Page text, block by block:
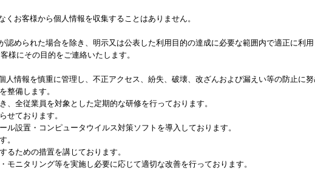
お客様から個人情報を収集することはありません。
められた場合を除き、明示又は公表した利用目的の達成に必要な範囲内で適正に利
様にその目的をご連絡いたします。
情報を慎重に管理し、不正アクセス、紛失、破壊、改ざんおよび漏えい等の防止に努
整備します。
全従業員を対象とした定期的な研修を行っております。
せております。
設置・コンピュータウイルス対策ソフトを導入しております。
。
るための措置を講じております。
ニタリング等を実施し必要に応じて適切な改善を行っております。